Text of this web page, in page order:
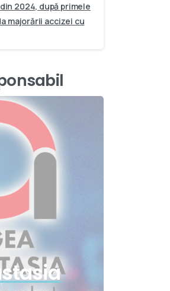
2024, după primele
majorării accizei cu